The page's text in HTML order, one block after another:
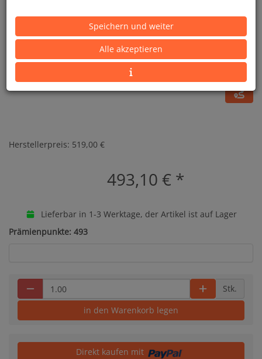
Artikelnr.: scu-10713030
Herstellerpreis: 519,00 €
493,10 € *
Lieferbar in 1-3 Werktage, der Artikel ist auf Lager
Prämienpunkte: 493
Stk.
in den Warenkorb legen
Direkt kaufen mit
Speichern und weiter
Alle akzeptieren